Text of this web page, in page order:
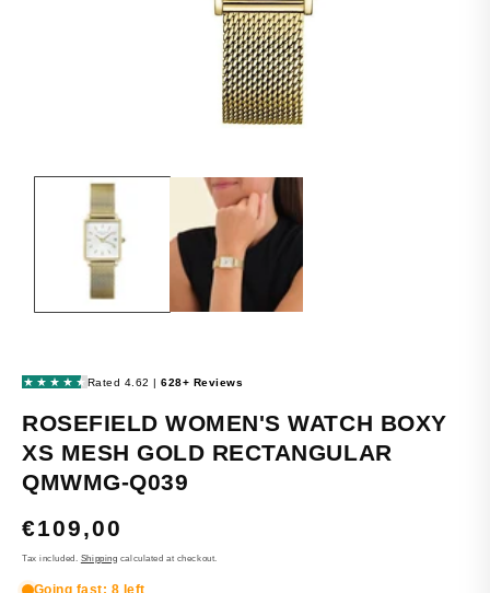
OPEN
MEDIA
MODAL
ROSEFIELD WOMEN'S WATCH BOXY
XS MESH GOLD RECTANGULAR
QMWMG-Q039
REGULAR
PRICE
€109,00
Tax included. Shipping calculated at checkout.